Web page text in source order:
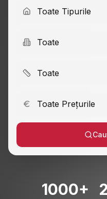
Toate Tipurile
Toate
Toate
Toate Prețurile
1000+